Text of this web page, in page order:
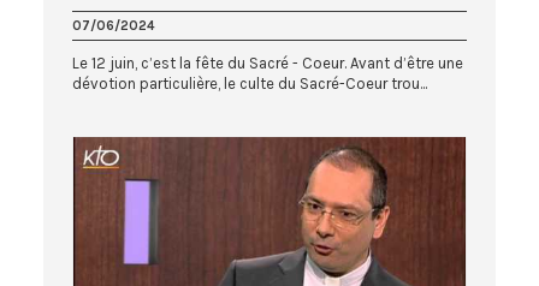
07/06/2024
Le 12 juin, c’est la fête du Sacré - Coeur. Avant d’être une
dévotion particulière, le culte du Sacré-Coeur trou...